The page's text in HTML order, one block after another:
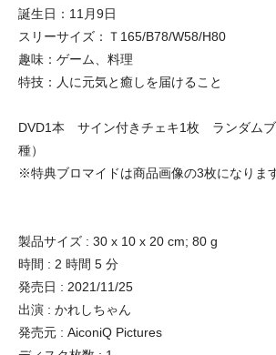
誕生日：11月9日
スリーサイズ：Ｔ165/B78/W58/H80
趣味：ゲーム、料理
特技：人に元気と癒しを届けること
DVD1本 サイン付きチェキ1枚 ランダムブ
種）
※特典ブロマイドは商品画像の3枚になります
製品サイズ : 30 x 10 x 20 cm; 80 g
時間 : 2 時間 5 分
発売日 : 2021/11/25
出演 : かれしちゃん
発売元 : AiconiQ Pictures